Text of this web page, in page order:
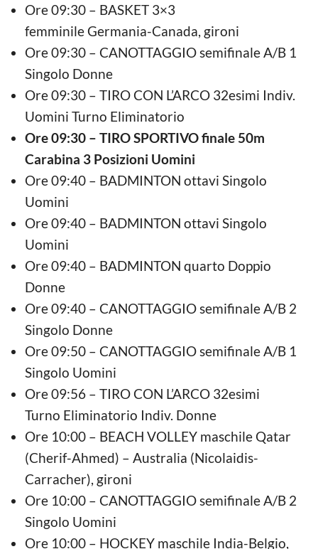
Ore 09:30 – BASKET 3×3
femminile Germania-Canada, gironi
Ore 09:30 – CANOTTAGGIO semifinale A/B 1
Singolo Donne
Ore 09:30 – TIRO CON L’ARCO 32esimi Indiv.
Uomini Turno Eliminatorio
Ore 09:30 – TIRO SPORTIVO finale 50m
Carabina 3 Posizioni Uomini
Ore 09:40 – BADMINTON ottavi Singolo
Uomini
Ore 09:40 – BADMINTON ottavi Singolo
Uomini
Ore 09:40 – BADMINTON quarto Doppio
Donne
Ore 09:40 – CANOTTAGGIO semifinale A/B 2
Singolo Donne
Ore 09:50 – CANOTTAGGIO semifinale A/B 1
Singolo Uomini
Ore 09:56 – TIRO CON L’ARCO 32esimi
Turno Eliminatorio Indiv. Donne
Ore 10:00 – BEACH VOLLEY maschile Qatar
(Cherif-Ahmed) – Australia (Nicolaidis-
Carracher), gironi
Ore 10:00 – CANOTTAGGIO semifinale A/B 2
Singolo Uomini
Ore 10:00 – HOCKEY maschile India-Belgio,